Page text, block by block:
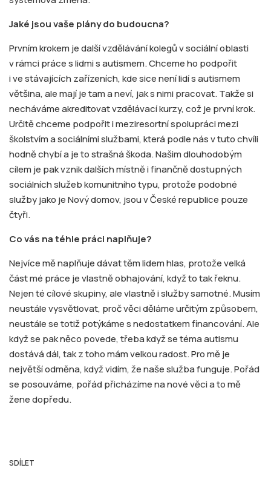
Jaké jsou vaše plány do budoucna?
Prvním krokem je další vzdělávání kolegů v sociální oblasti
v rámci práce s lidmi s autismem. Chceme ho podpořit
i ve stávajících zařízeních, kde sice není lidí s autismem
většina, ale mají je tam a neví, jak s nimi pracovat. Takže si
necháváme akreditovat vzdělávací kurzy, což je první krok.
Určitě chceme podpořit i meziresortní spolupráci mezi
školstvím a sociálními službami, která podle nás v tuto chvíli
hodně chybí a je to strašná škoda. Našim dlouhodobým
cílem je pak vznik dalších místně i finančně dostupných
sociálních služeb komunitního typu, protože podobné
služby jako je Nový domov, jsou v České republice pouze
čtyři.
Co vás na téhle práci naplňuje?
Nejvíce mě naplňuje dávat těm lidem hlas, protože velká
část mé práce je vlastně obhajování, když to tak řeknu.
Nejen té cílové skupiny, ale vlastně i služby samotné. Musím
neustále vysvětlovat, proč věci děláme určitým způsobem,
neustále se totiž potýkáme s nedostatkem financování. Ale
když se pak něco povede, třeba když se téma autismu
dostává dál, tak z toho mám velkou radost. Pro mě je
největší odměna, když vidím, že naše služba funguje. Pořád
se posouváme, pořád přicházíme na nové věci a to mě
žene dopředu.
SDÍLET